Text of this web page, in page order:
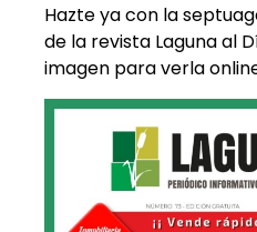
Hazte ya con la
de la revista Laguna al
imagen para verla